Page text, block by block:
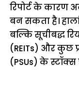
रिपोर्ट के कारण
बन सकता है।
बल्कि सूचीबद्ध
(REITs) और कुछ
(PSUs) के स्टॉक्स